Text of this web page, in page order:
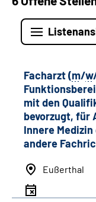
Facharzt (m/w
mit den
bevorzugt, für
Innere Medizin
andere
Eußerthal